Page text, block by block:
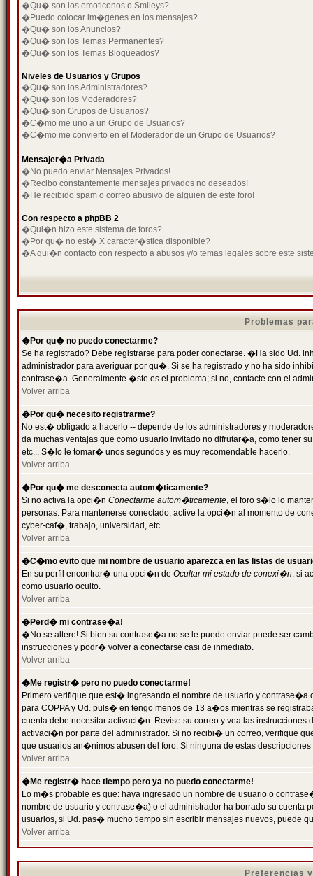
�Qu� son los emoticonos o Smileys?
�Puedo colocar im�genes en los mensajes?
�Qu� son los Anuncios?
�Qu� son los Temas Permanentes?
�Qu� son los Temas Bloqueados?
Niveles de Usuarios y Grupos
�Qu� son los Administradores?
�Qu� son los Moderadores?
�Qu� son Grupos de Usuarios?
�C�mo me uno a un Grupo de Usuarios?
�C�mo me convierto en el Moderador de un Grupo de Usuarios?
Mensajer�a Privada
�No puedo enviar Mensajes Privados!
�Recibo constantemente mensajes privados no deseados!
�He recibido spam o correo abusivo de alguien de este foro!
Con respecto a phpBB 2
�Qui�n hizo este sistema de foros?
�Por qu� no est� X caracter�stica disponible?
�A qui�n contacto con respecto a abusos y/o temas legales sobre este
Problemas
�Por qu� no puedo conectarme?
Se ha registrado? Debe registrarse para poder conectarse. �Ha sido Ud.
administrador para averiguar por qu�. Si se ha registrado y no ha sido
contrase�a. Generalmente �ste es el problema; si no, contacte con el
Volver arriba
�Por qu� necesito registrarme?
No est� obligado a hacerlo -- depende de los administradores y
da muchas ventajas que como usuario invitado no difrutar�a, como tener
etc... S�lo le tomar� unos segundos y es muy recomendable hacerlo.
Volver arriba
�Por qu� me desconecta autom�ticamente?
Si no activa la opci�n Conectarme autom�ticamente, el foro s�lo lo
personas. Para mantenerse conectado, active la opci�n al momento de
cyber-caf�, trabajo, universidad, etc.
Volver arriba
�C�mo evito que mi nombre de usuario aparezca en las listas de
En su perfil encontrar� una opci�n de Ocultar mi estado de conexi�n; si
como usuario oculto.
Volver arriba
�Perd� mi contrase�a!
�No se altere! Si bien su contrase�a no se le puede enviar puede ser
instrucciones y podr� volver a conectarse casi de inmediato.
Volver arriba
�Me registr� pero no puedo conectarme!
Primero verifique que est� ingresando el nombre de usuario y
para COPPA y Ud. puls� en tengo menos de 13 a�os mientras se
cuenta debe necesitar activaci�n. Revise su correo y vea las
activaci�n por parte del administrador. Si no recibi� un correo, verifique
que usuarios an�nimos abusen del foro. Si ninguna de estas
Volver arriba
�Me registr� hace tiempo pero ya no puedo conectarme!
Lo m�s probable es que: haya ingresado un nombre de usuario o
nombre de usuario y contrase�a) o el administrador ha borrado su
usuarios, si Ud. pas� mucho tiempo sin escribir mensajes nuevos, puede
Volver arriba
Preferencias